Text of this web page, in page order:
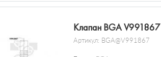
Клапан BGA V991867
Артикул: BGA@V991867